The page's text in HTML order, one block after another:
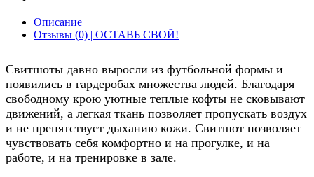
Описание
Отзывы (0) | ОСТАВЬ СВОЙ!
Свитшоты давно выросли из футбольной формы и
появились в гардеробах множества людей. Благодаря
свободному крою уютные теплые кофты не сковывают
движений, а легкая ткань позволяет пропускать воздух
и не препятствует дыханию кожи. Свитшот позволяет
чувствовать себя комфортно и на прогулке, и на
работе, и на тренировке в зале.